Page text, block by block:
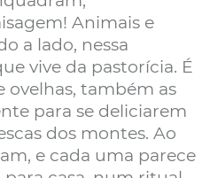
Animais e
a lado, nessa
vive da pastorícia. É
ovelhas, também as
para se deliciarem
dos montes. Ao
e cada uma parece